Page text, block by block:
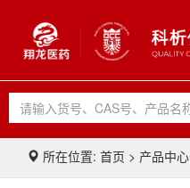
所在位置: 首页 > 产品中心